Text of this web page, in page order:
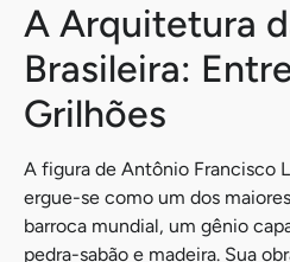
A Arquitetura
Brasileira:
Grilhões
A figura de Antônio Francisco
ergue-se como um dos
barroca mundial, um gênio
pedra-sabão e madeira. Sua